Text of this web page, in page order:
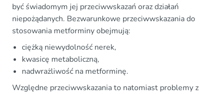
być świadomym jej przeciwwskazań oraz działań
niepożądanych. Bezwarunkowe przeciwwskazania do
stosowania metforminy obejmują:
ciężką niewydolność nerek,
kwasicę metaboliczną,
nadwrażliwość na metforminę.
Względne przeciwwskazania to natomiast problemy z